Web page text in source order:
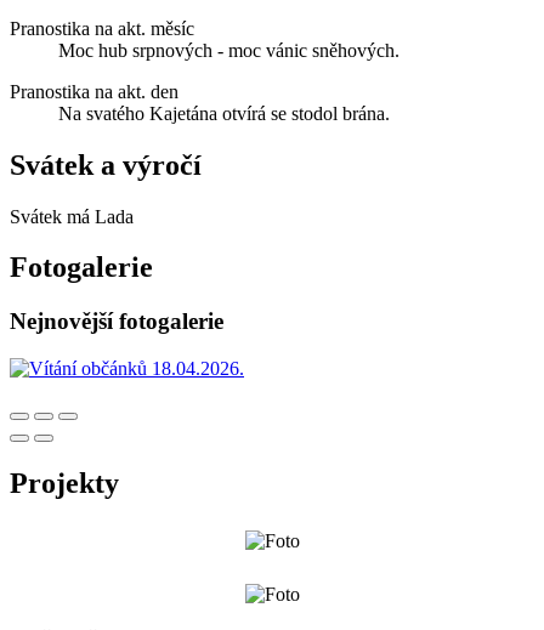
Pranostika na akt. měsíc
Moc hub srpnových - moc vánic sněhových.
Pranostika na akt. den
Na svatého Kajetána otvírá se stodol brána.
Svátek a výročí
Svátek má Lada
Fotogalerie
Nejnovější fotogalerie
Projekty